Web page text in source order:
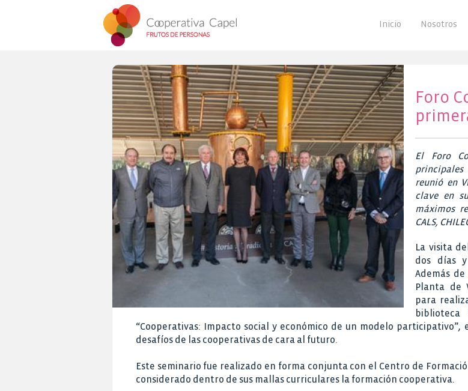
Inicio Nosotros
Foro
El Foro
reunió en
clave en
máximos
CALS,
La visita
dos días
Además
Planta de
para
“Cooperativas: Impacto social y económico de un modelo
desafíos de las cooperativas de cara al futuro.
Este seminario fue realizado en forma conjunta con el Centro de
considerado dentro de sus mallas curriculares la formación cooperativa.